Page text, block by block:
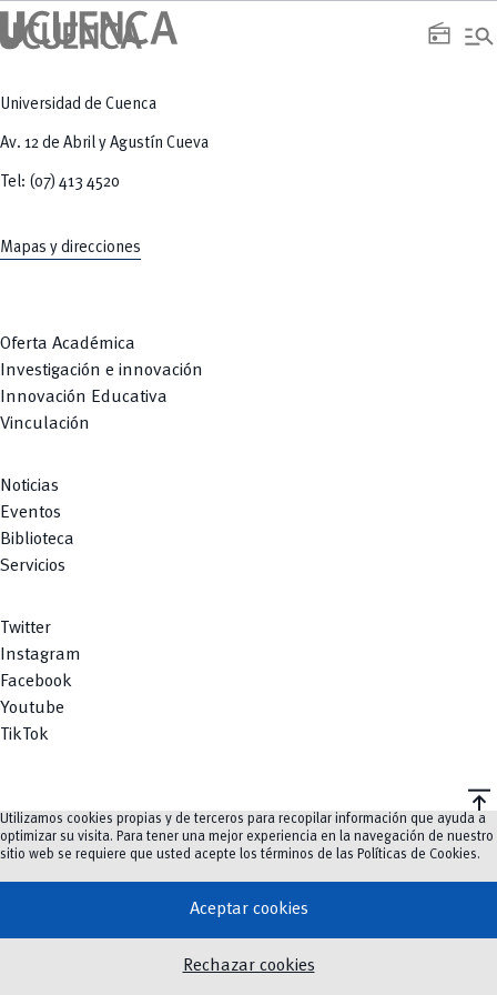
radio manage_search
Universidad de Cuenca
Av. 12 de Abril y Agustín Cueva
Tel: (07) 413 4520
Mapas y direcciones
Oferta Académica
Investigación e innovación
Innovación Educativa
Vinculación
Noticias
Eventos
Biblioteca
Servicios
Twitter
Instagram
Facebook
Youtube
TikTok
vertical_align_top
©2023-2026UCuenca.
Utilizamos cookies propias y de terceros para recopilar información que ayuda a
optimizar su visita. Para tener una mejor experiencia en la navegación de nuestro
sitio web se requiere que usted acepte los términos de las Políticas de Cookies.
Aceptar cookies
Rechazar cookies